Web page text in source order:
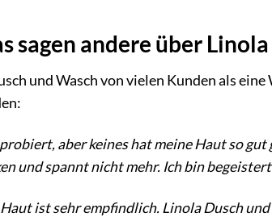
sagen andere über
und Wasch von vielen Kunden als
aber keines hat meine Haut so
und spannt nicht mehr. Ich bin
ist sehr empfindlich. Linola Dusch